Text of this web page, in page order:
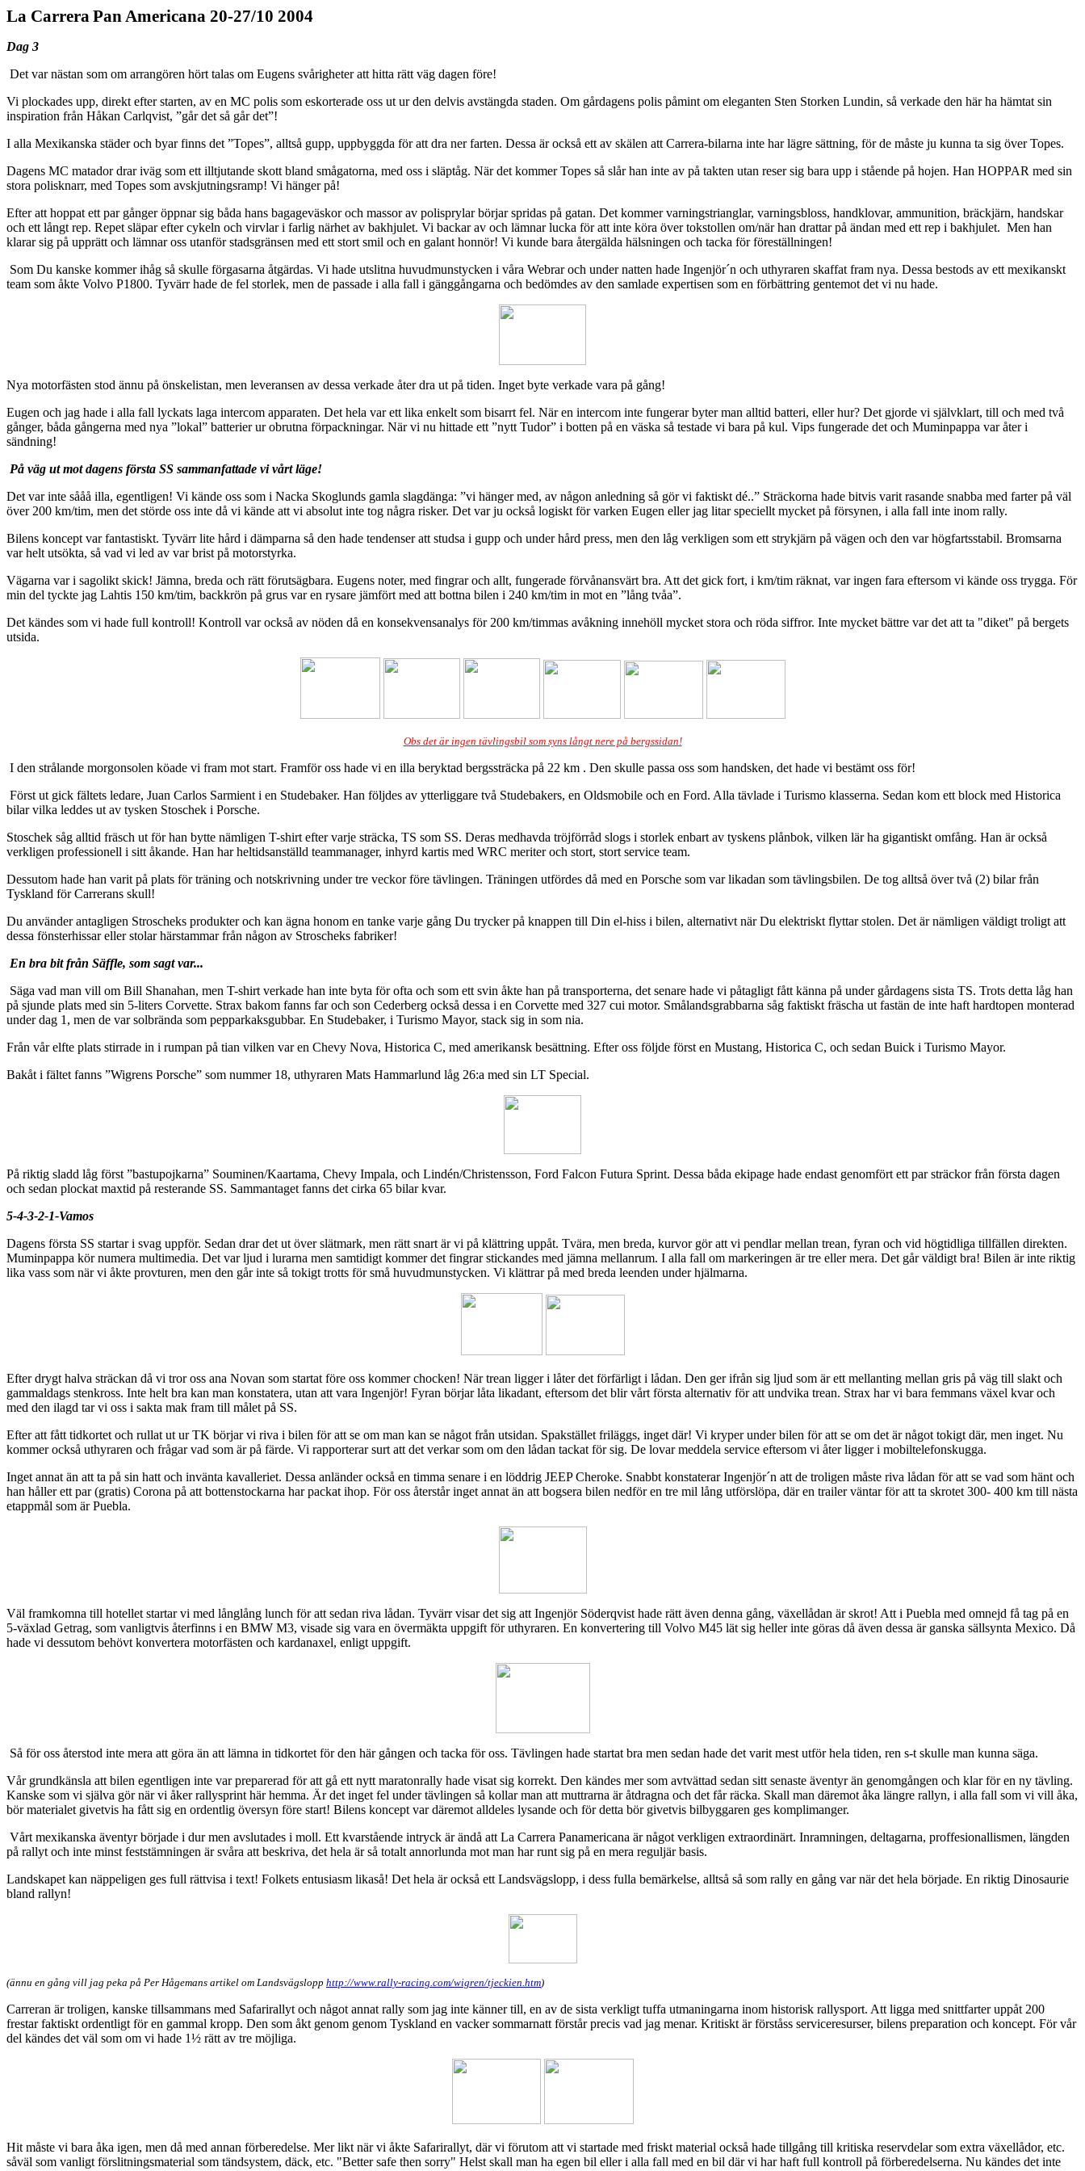
La CarreraPanAmericana 20-27/10 2004
Dag 3
Det var nästan som om arrangören hört talas om Eugens svårigheter att hitta rätt väg dagen före!
Vi plockades upp, direkt efter starten, av en MC polis som eskorterade oss ut ur den delvis avstängda staden. Om gårdagens polis påmint om eleganten Sten Storken Lundin, så verkade den här ha hämtat sin
inspiration från Håkan Carlqvist, ”går det så går det”!
I alla Mexikanska städer och byar finns det ”Topes”, alltså gupp, uppbyggda för att dra ner farten. Dessa är också ett av skälen att Carrera-bilarna inte har lägre sättning, för de måste ju kunna ta sig över Topes.
Dagens MC matador drar iväg som ett illtjutande skott bland smågatorna, med oss i släptåg. När det kommer Topes så slår han inte av på takten utan reser sig bara upp i stående på hojen. Han HOPPAR med sin
stora polisknarr, med Topes som avskjutningsramp! Vi hänger på!
Efter att hoppat ett par gånger öppnar sig båda hans bagageväskor och massor av polisprylar börjar spridas på gatan. Det kommer varningstrianglar, varningsbloss, handklovar, ammunition, bräckjärn, handskar
och ett långt rep. Repet släpar efter cykeln och virvlar i farlig närhet av bakhjulet. Vi backar av och lämnar lucka för att inte köra över tokstollen om/när han drattar på ändan med ett rep i bakhjulet. Men han
klarar sig på upprätt och lämnar oss utanför stadsgränsen med ett stort smil och en galant honnör! Vi kunde bara återgälda hälsningen och tacka för föreställningen!
Som Du kanske kommer ihåg så skulle förgasarna åtgärdas. Vi hade utslitna huvudmunstycken i våra Webrar och under natten hade Ingenjör´n och uthyraren skaffat fram nya. Dessa bestods av ett mexikanskt
team som åkte Volvo P1800. Tyvärr hade de fel storlek, men de passade i alla fall i gänggångarna och bedömdes av den samlade expertisen som en förbättring gentemot det vi nu hade.
Nya motorfästen stod ännu på önskelistan, men leveransen av dessa verkade åter dra ut på tiden. Inget byte verkade vara på gång!
Eugen och jag hade i alla fall lyckats laga intercom apparaten. Det hela var ett lika enkelt som bisarrt fel. När en intercom inte fungerar byter man alltid batteri, eller hur? Det gjorde vi självklart, till och med två
gånger, båda gångerna med nya ”lokal” batterier ur obrutna förpackningar. När vi nu hittade ett ”nytt Tudor” i botten på en väska så testade vi bara på kul. Vips fungerade det och Muminpappa var åter i
sändning!
På väg ut mot dagens första SS sammanfattade vi vårt läge!
Det var inte sååå illa, egentligen! Vi kände oss som i Nacka Skoglunds gamla slagdänga: ”vi hänger med, av någon anledning så gör vi faktiskt dé..” Sträckorna hade bitvis varit rasande snabba med farter på väl
över 200 km/tim, men det störde oss inte då vi kände att vi absolut inte tog några risker. Det var ju också logiskt för varken Eugen eller jag litar speciellt mycket på försynen, i alla fall inte inom rally.
Bilens koncept var fantastiskt. Tyvärr lite hård i dämparna så den hade tendenser att studsa i gupp och under hård press, men den låg verkligen som ett strykjärn på vägen och den var högfartsstabil. Bromsarna
var helt utsökta, så vad vi led av var brist på motorstyrka.
Vägarna var i sagolikt skick! Jämna, breda och rätt förutsägbara. Eugens noter, med fingrar och allt, fungerade förvånansvärt bra. Att det gick fort, i km/tim räknat, var ingen fara eftersom vi kände oss trygga. För
min del tyckte jag Lahtis 150 km/tim, backkrön på grus var en rysare jämfört med att bottna bilen i 240 km/tim in mot en ”lång tvåa”.
Det kändes som vi hade full kontroll! Kontroll var också av nöden då en konsekvensanalys för 200 km/timmas avåkning innehöll mycket stora och röda siffror. Inte mycket bättre var det att ta "diket" på bergets
utsida.
Obs det är ingen tävlingsbil som syns långt nere på bergssidan!
I den strålande morgonsolen köade vi fram mot start. Framför oss hade vi en illa beryktad bergssträcka på 22 km . Den skulle passa oss som handsken, det hade vi bestämt oss för!
Först ut gick fältets ledare, Juan Carlos Sarmient i en Studebaker. Han följdes av ytterliggare två Studebakers, en Oldsmobile och en Ford. Alla tävlade i Turismo klasserna. Sedan kom ett block med Historica
bilar vilka leddes ut av tysken Stoschek i Porsche.
Stoschek såg alltid fräsch ut för han bytte nämligen T-shirt efter varje sträcka, TS som SS. Deras medhavda tröjförråd slogs i storlek enbart av tyskens plånbok, vilken lär ha gigantiskt omfång. Han är också
verkligen professionell i sitt åkande. Han har heltidsanställd teammanager, inhyrd kartis med WRC meriter och stort, stort service team.
Dessutom hade han varit på plats för träning och notskrivning under tre veckor före tävlingen. Träningen utfördes då med en Porsche som var likadan som tävlingsbilen. De tog alltså över två (2) bilar från
Tyskland för Carrerans skull!
Du använder antagligen Stroscheks produkter och kan ägna honom en tanke varje gång Du trycker på knappen till Din el-hiss i bilen, alternativt när Du elektriskt flyttar stolen. Det är nämligen väldigt troligt att
dessa fönsterhissar eller stolar härstammar från någon av Stroscheks fabriker!
En bra bit från Säffle, som sagt var...
Säga vad man vill om Bill Shanahan, men T-shirt verkade han inte byta för ofta och som ett svin åkte han på transporterna, det senare hade vi påtagligt fått känna på under gårdagens sista TS. Trots detta låg han
på sjunde plats med sin 5-liters Corvette. Strax bakom fanns far och son Cederberg också dessa i en Corvette med 327 cui motor. Smålandsgrabbarna såg faktiskt fräscha ut fastän de inte haft hardtopen monterad
under dag 1, men de var solbrända som pepparkaksgubbar. En Studebaker, i Turismo Mayor, stack sig in som nia.
Från vår elfte plats stirrade in i rumpan på tian vilken var en Chevy Nova, Historica C, med amerikansk besättning. Efter oss följde först en Mustang, Historica C, och sedan Buick i Turismo Mayor.
Bakåt i fältet fanns ”Wigrens Porsche” som nummer 18, uthyraren Mats Hammarlund låg 26:a med sin LT Special.
På riktig sladd låg först ”bastupojkarna” Souminen/Kaartama, Chevy Impala, och Lindén/Christensson, Ford Falcon Futura Sprint. Dessa båda ekipage hade endast genomfört ett par sträckor från första dagen
och sedan plockat maxtid på resterande SS. Sammantaget fanns det cirka 65 bilar kvar.
5-4-3-2-1-Vamos
Dagens första SS startar i svag uppför. Sedan drar det ut över slätmark, men rätt snart är vi på klättring uppåt. Tvära, men breda, kurvor gör att vi pendlar mellan trean, fyran och vid högtidliga tillfällen direkten.
Muminpappa kör numera multimedia. Det var ljud i lurarna men samtidigt kommer det fingrar stickandes med jämna mellanrum. I alla fall om markeringen är tre eller mera. Det går väldigt bra! Bilen är inte riktig
lika vass som när vi åkte provturen, men den går inte så tokigt trotts för små huvudmunstycken. Vi klättrar på med breda leenden under hjälmarna.
Efter drygt halva sträckan då vi tror oss ana Novan som startat före oss kommer chocken! När trean ligger i låter det förfärligt i lådan. Den ger ifrån sig ljud som är ett mellanting mellan gris på väg till slakt och
gammaldags stenkross. Inte helt bra kan man konstatera, utan att vara Ingenjör! Fyran börjar låta likadant, eftersom det blir vårt första alternativ för att undvika trean. Strax har vi bara femmans växel kvar och
med den ilagd tar vi oss i sakta mak fram till målet på SS.
Efter att fått tidkortet och rullat ut ur TK börjar vi riva i bilen för att se om man kan se något från utsidan. Spakstället friläggs, inget där! Vi kryper under bilen för att se om det är något tokigt där, men inget. Nu
kommer också uthyraren och frågar vad som är på färde. Vi rapporterar surt att det verkar som om den lådan tackat för sig. De lovar meddela service eftersom vi åter ligger i mobiltelefonskugga.
Inget annat än att ta på sin hatt och invänta kavalleriet. Dessa anländer också en timma senare i en löddrig JEEP Cheroke. Snabbt konstaterar Ingenjör´n att de troligen måste riva lådan för att se vad som hänt och
han håller ett par (gratis) Corona på att bottenstockarna har packat ihop. För oss återstår inget annat än att bogsera bilen nedför en tre mil lång utförslöpa, där en trailer väntar för att ta skrotet 300- 400 km till nästa
etappmål som är Puebla.
Väl framkomna till hotellet startar vi med långlång lunch för att sedan riva lådan. Tyvärr visar det sig att Ingenjör Söderqvist hade rätt även denna gång, växellådan är skrot! Att i Puebla med omnejd få tag på en
5-växlad Getrag, som vanligtvis återfinns i en BMW M3, visade sig vara en övermäkta uppgift för uthyraren. En konvertering till Volvo M45 lät sig heller inte göras då även dessa är ganska sällsynta Mexico. Då
hade vi dessutom behövt konvertera motorfästen och kardanaxel, enligt uppgift.
Så för oss återstod inte mera att göra än att lämna in tidkortet för den här gången och tacka för oss. Tävlingen hade startat bra men sedan hade det varit mest utför hela tiden, ren s-t skulle man kunna säga.
Vår grundkänsla att bilen egentligen inte var preparerad för att gå ett nytt maratonrally hade visat sig korrekt. Den kändes mer som avtvättad sedan sitt senaste äventyr än genomgången och klar för en ny tävling.
Kanske som vi själva gör när vi åker rallysprint här hemma. Är det inget fel under tävlingen så kollar man att muttrarna är åtdragna och det får räcka. Skall man däremot åka längre rallyn, i alla fall som vi vill åka,
bör materialet givetvis ha fått sig en ordentlig översyn före start! Bilens koncept var däremot alldeles lysande och för detta bör givetvis bilbyggaren ges komplimanger.
Vårt mexikanska äventyr började i dur men avslutades i moll. Ett kvarstående intryck är ändå att La Carrera Panamericana är något verkligen extraordinärt. Inramningen, deltagarna, proffesionallismen, längden
på rallyt och inte minst feststämningen är svåra att beskriva, det hela är så totalt annorlunda mot man har runt sig på en mera reguljär basis.
Landskapet kan näppeligen ges full rättvisa i text! Folkets entusiasm likaså! Det hela är också ett Landsvägslopp, i dess fulla bemärkelse, alltså så som rally en gång var när det hela började. En riktig Dinosaurie
bland rallyn!
(ännu en gång vill jag peka på Per Hågemans artikel om Landsvägslopp http://www.rally-racing.com/wigren/tjeckien.htm)
Carreran är troligen, kanske tillsammans med Safarirallyt och något annat rally som jag inte känner till, en av de sista verkligt tuffa utmaningarna inom historisk rallysport. Att ligga med snittfarter uppåt 200
frestar faktiskt ordentligt för en gammal kropp. Den som åkt genom genom Tyskland en vacker sommarnatt förstår precis vad jag menar. Kritiskt är förståss serviceresurser, bilens preparation och koncept. För vår
del kändes det väl som om vi hade 1½ rätt av tre möjliga.
Hit måste vi bara åka igen, men då med annan förberedelse. Mer likt när vi åkte Safarirallyt, där vi förutom att vi startade med friskt material också hade tillgång till kritiska reservdelar som extra växellådor, etc.
såväl som vanligt förslitningsmaterial som tändsystem, däck, etc. "Better safe then sorry" Helst skall man ha egen bil eller i alla fall med en bil där vi har haft full kontroll på förberedelserna. Nu kändes det inte